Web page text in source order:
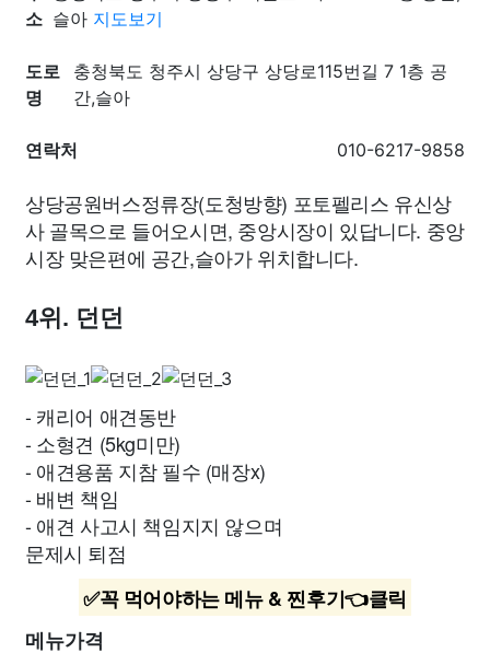
소 슬아 지도보기
도로
명
충청북도 청주시 상당구 상당로115번길 7 1층 공
간,슬아
연락처 010-6217-9858
상당공원버스정류장(도청방향) 포토펠리스 유신상
사 골목으로 들어오시면, 중앙시장이 있답니다. 중앙
시장 맞은편에 공간,슬아가 위치합니다.
4위. 던던
- 캐리어 애견동반
- 소형견 (5kg미만)
- 애견용품 지참 필수 (매장x)
- 배변 책임
- 애견 사고시 책임지지 않으며
문제시 퇴점
✅꼭 먹어야하는 메뉴 & 찐후기👈클릭
메뉴가격